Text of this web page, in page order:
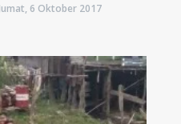
Jumat, 6 Oktober 2017